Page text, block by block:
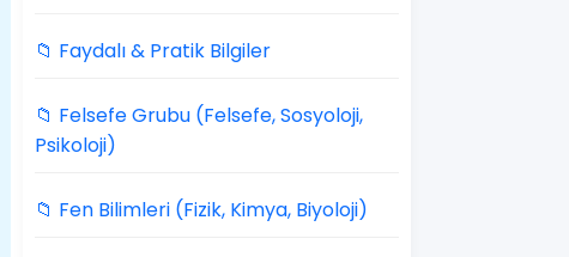
📁 Faydalı & Pratik Bilgiler
📁 Felsefe Grubu (Felsefe, Sosyoloji,
Psikoloji)
📁 Fen Bilimleri (Fizik, Kimya, Biyoloji)